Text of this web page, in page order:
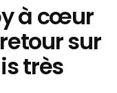
à cœur
sur
très